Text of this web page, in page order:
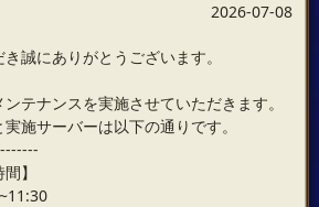
2026-07-08
誠にありがとうございます。
テナンスを実施させていただきます。
施サーバーは以下の通りです。
】